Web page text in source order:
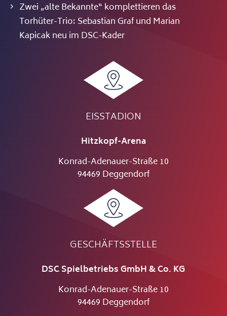
Zwei „alte Bekannte“ komplettieren das
Torhüter-Trio: Sebastian Graf und Marian
Kapicak neu im DSC-Kader
EISSTADION
Hitzkopf-Arena
Konrad-Adenauer-Straße 10
94469 Deggendorf
GESCHÄFTSSTELLE
DSC Spielbetriebs GmbH & Co. KG
Konrad-Adenauer-Straße 10
94469 Deggendorf